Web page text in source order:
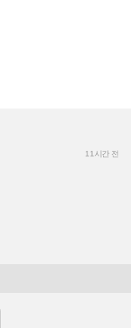
11시간 전